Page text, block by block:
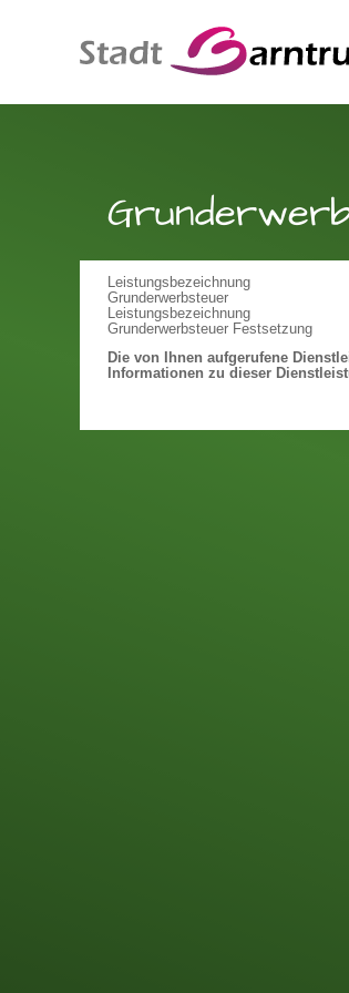
Leistungsbezeichnung
Grunderwerbsteuer
Leistungsbezeichnung
Grunderwerbsteuer Festsetzung
Die von Ihnen aufgerufene
Informationen zu dieser